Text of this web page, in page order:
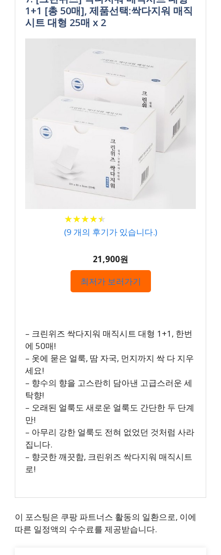
1+1 [총 50매], 제품선택:싹다지워 매직
시트 대형 25매 x 2
★★★★★
★★★★★
(9 개의 후기가 있습니다.)
21,900원
최저가 보러가기
– 크린위즈 싹다지워 매직시트 대형 1+1, 한번
에 50매!
– 옷에 묻은 얼룩, 땀 자국, 먼지까지 싹 다 지우
세요!
– 향수의 향을 고스란히 담아낸 고급스러운 세
탁향!
– 오래된 얼룩도 새로운 얼룩도 간단한 두 단계
만!
– 아무리 강한 얼룩도 전혀 없었던 것처럼 사라
집니다.
– 향긋한 깨끗함, 크린위즈 싹다지워 매직시트
로!
이 포스팅은 쿠팡 파트너스 활동의 일환으로, 이에
따른 일정액의 수수료를 제공받습니다.